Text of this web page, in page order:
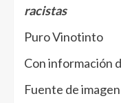
racistas
Puro Vinotinto
Con información
Fuente de